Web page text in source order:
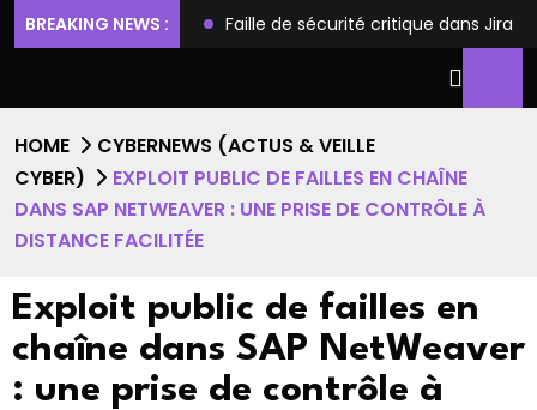
BREAKING NEWS :
root Faille de sécurité critique dans Jira
HOME
CYBERNEWS (ACTUS & VEILLE
CYBER)
EXPLOIT PUBLIC DE FAILLES EN CHAÎNE
DANS SAP NETWEAVER : UNE PRISE DE CONTRÔLE À
DISTANCE FACILITÉE
Exploit public de failles en
chaîne dans SAP NetWeaver
: une prise de contrôle à